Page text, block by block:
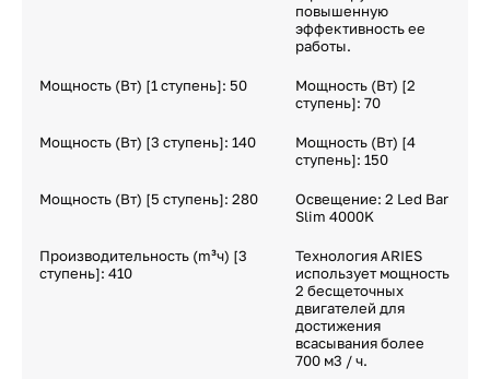
повышенную
эффективность ее
работы.
Мощность (Вт) [1 ступень]: 50
Мощность (Вт) [2
ступень]: 70
Мощность (Вт) [3 ступень]: 140
Мощность (Вт) [4
ступень]: 150
Мощность (Вт) [5 ступень]: 280
Освещение: 2 Led Bar
Slim 4000K
Производительность (m³ч) [3
ступень]: 410
Технология ARIES
использует мощность
2 бесщеточных
двигателей для
достижения
всасывания более
700 м3 / ч.